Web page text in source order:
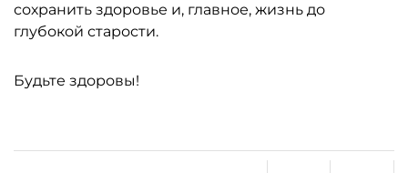
сохранить здоровье и, главное, жизнь до
глубокой старости.
Будьте здоровы!